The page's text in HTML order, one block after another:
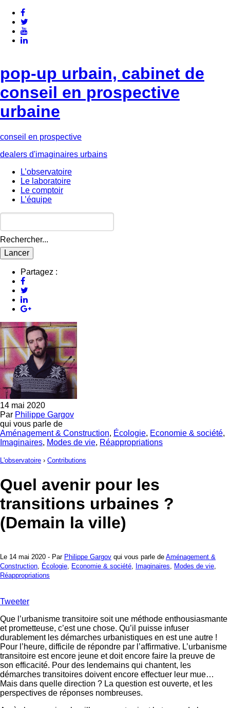
pop-up urbain, cabinet de
conseil en prospective
urbaine
conseil en prospective
dealers d'imaginaires urbains
L’observatoire
Le laboratoire
Le comptoir
L’équipe
Rechercher...
Partagez :
14 mai 2020
Par Philippe Gargov
qui vous parle de
Aménagement & Construction, Écologie, Economie & société,
Imaginaires, Modes de vie, Réappropriations
L'observatoire › Contributions
Quel avenir pour les
transitions urbaines ?
(Demain la ville)
Le 14 mai 2020 - Par Philippe Gargov qui vous parle de Aménagement &
Construction Écologie Economie & société Imaginaires Modes de vie
Réappropriations
Tweeter
Que l’urbanisme transitoire soit une méthode enthousiasmante
et prometteuse, c’est une chose. Qu’il puisse infuser
durablement les démarches urbanistiques en est une autre !
Pour l’heure, difficile de répondre par l’affirmative. L’urbanisme
transitoire est encore jeune et doit encore faire la preuve de
son efficacité. Pour des lendemains qui chantent, les
démarches transitoires doivent encore effectuer leur mue…
Mais dans quelle direction ? La question est ouverte, et les
perspectives de réponses nombreuses.